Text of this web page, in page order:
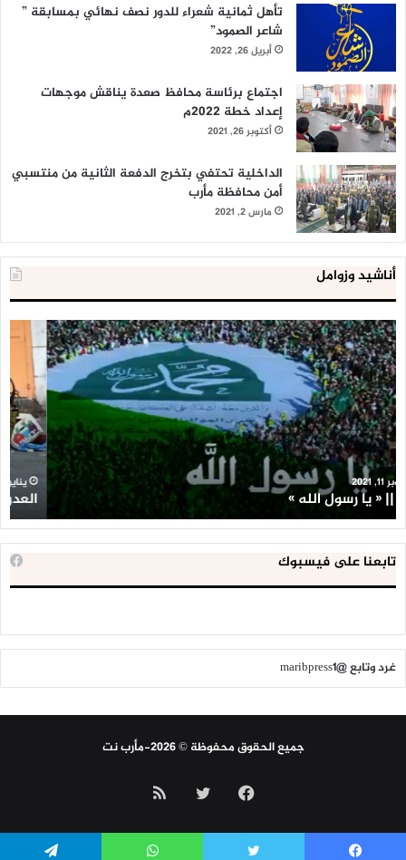
تأهل ثمانية شعراء للدور نصف نهائي بمسابقة ”
شاعر الصمود”
أبريل 26, 2022
اجتماع برئاسة محافظ صعدة يناقش موجهات
إعداد خطة 2022م
أكتوبر 26, 2021
الداخلية تحتفي بتخرج الدفعة الثانية من منتسبي
أمن محافظة مأرب
مارس 2, 2021
أناشيد وزوامل
العدو
الإسرائيلي
اعتقل
543
طفلا
فلسطينيا
خلال
2020
يناير 31, 2021
العدو الإسرائيلي اعتقل 543 طفلا فلسطينيا خلال 2020
تابعنا على فيسبوك
غرد وتابع @maribpress1
جميع الحقوق محفوظة © 2026-مأرب نت
فيسبوك تويتر ملخص
الموقع